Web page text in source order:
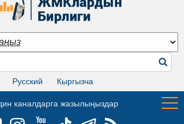
Русский Кыргызча
каналдарга жазылыңыздар